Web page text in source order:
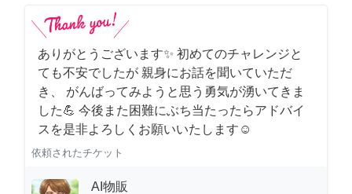
ありがとうございます✨ 初めてのチャレンジと
ても不安でしたが 親身にお話を聞いていただ
き、 がんばってみようと思う勇気が湧いてきま
した💪 今後また困難にぶち当たったらアドバイ
スを是非よろしくお願いいたします☺️
依頼されたチケット
AI物販